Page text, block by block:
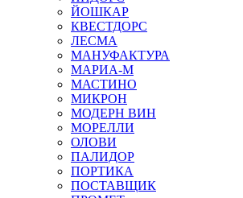
ЙОШКАР
КВЕСТДОРС
ЛЕСМА
МАНУФАКТУРА
МАРИА-М
МАСТИНО
МИКРОН
МОДЕРН ВИН
МОРЕЛЛИ
ОЛОВИ
ПАЛИДОР
ПОРТИКА
ПОСТАВЩИК